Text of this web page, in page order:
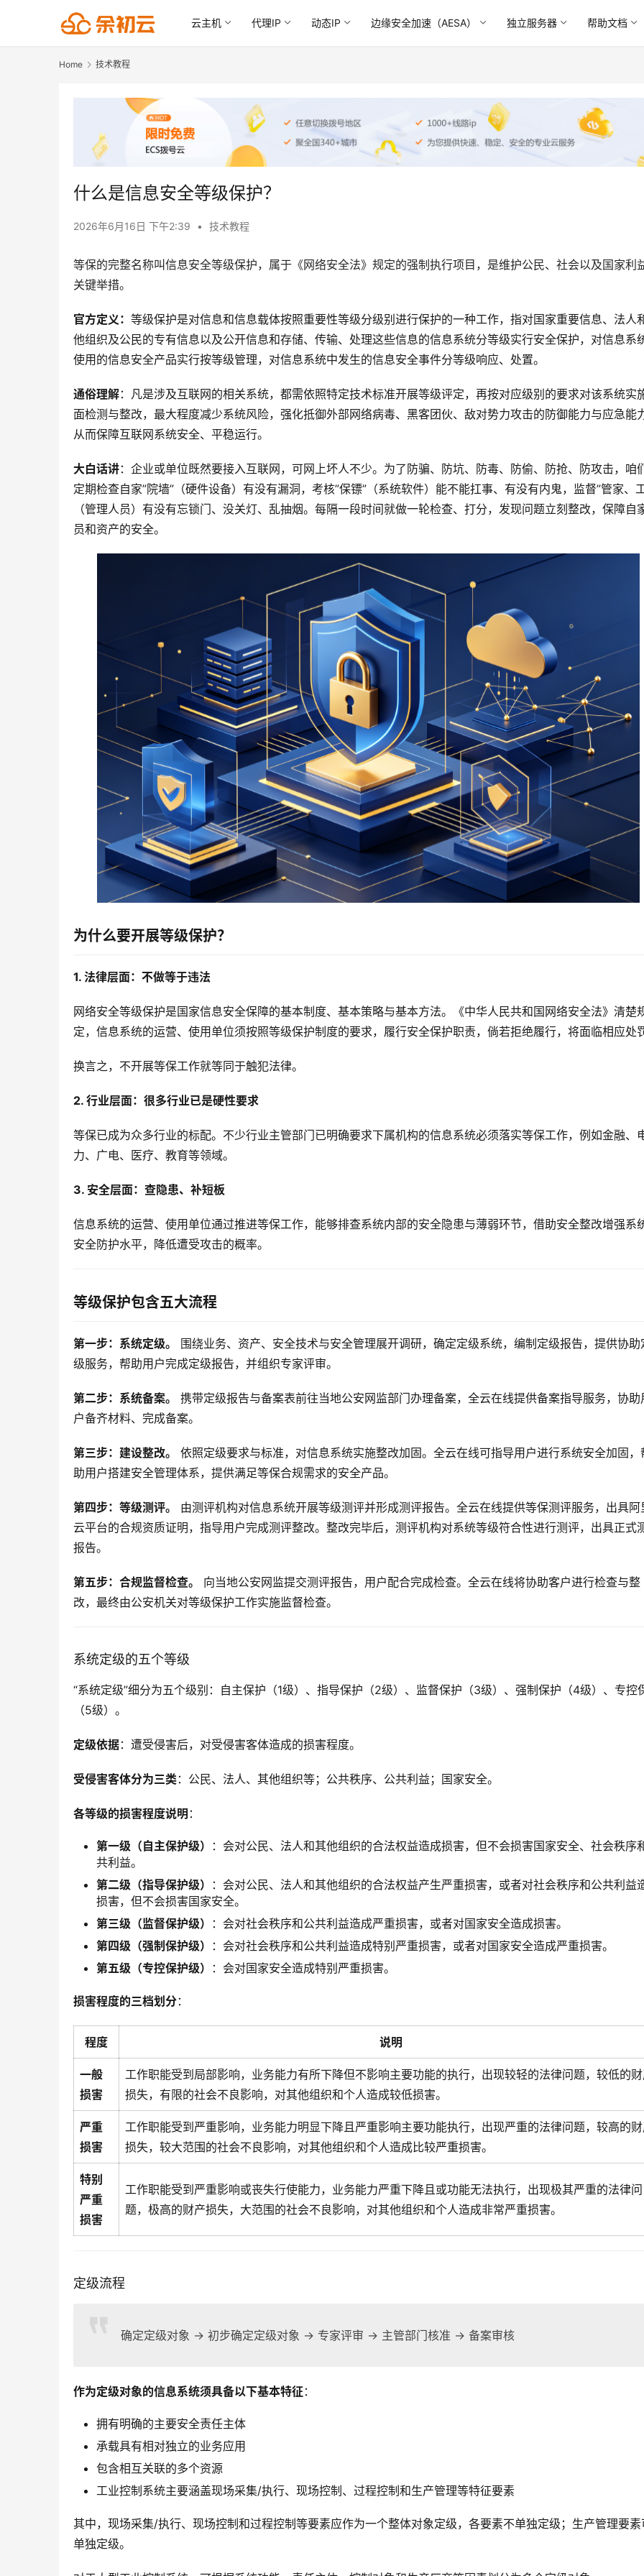
云主机 代理IP 动态IP 边缘安全加速（AESA） 独立服务器 帮助文档
Home 技术教程
什么是信息安全等级保护？
2026年6月16日 下午2:39 • 技术教程
等保的完整名称叫信息安全等级保护，属于《网络安全法》规定的强制执行项目，是维护公民、社会以及国家利
关键举措。
官方定义： 等级保护是对信息和信息载体按照重要性等级分级别进行保护的一种工作，指对国家重要信息、法人
他组织及公民的专有信息以及公开信息和存储、传输、处理这些信息的信息系统分等级实行安全保护，对信息系
使用的信息安全产品实行按等级管理，对信息系统中发生的信息安全事件分等级响应、处置。
通俗理解：凡是涉及互联网的相关系统，都需依照特定技术标准开展等级评定，再按对应级别的要求对该系统实
面检测与整改，最大程度减少系统风险，强化抵御外部网络病毒、黑客团伙、敌对势力攻击的防御能力与应急能
从而保障互联网系统安全、平稳运行。
大白话讲：企业或单位既然要接入互联网，可网上坏人不少。为了防骗、防坑、防毒、防偷、防抢、防攻击，咱
定期检查自家”院墙”（硬件设备）有没有漏洞，考核”保镖”（系统软件）能不能扛事、有没有内鬼，监督”管家、
（管理人员）有没有忘锁门、没关灯、乱抽烟。每隔一段时间就做一轮检查、打分，发现问题立刻整改，保障自
员和资产的安全。
为什么要开展等级保护？
1. 法律层面：不做等于违法
网络安全等级保护是国家信息安全保障的基本制度、基本策略与基本方法。《中华人民共和国网络安全法》清楚
定，信息系统的运营、使用单位须按照等级保护制度的要求，履行安全保护职责，倘若拒绝履行，将面临相应处
换言之，不开展等保工作就等同于触犯法律。
2. 行业层面：很多行业已是硬性要求
等保已成为众多行业的标配。不少行业主管部门已明确要求下属机构的信息系统必须落实等保工作，例如金融、
力、广电、医疗、教育等领域。
3. 安全层面：查隐患、补短板
信息系统的运营、使用单位通过推进等保工作，能够排查系统内部的安全隐患与薄弱环节，借助安全整改增强系
安全防护水平，降低遭受攻击的概率。
等级保护包含五大流程
第一步：系统定级。
围绕业务、资产、安全技术与安全管理展开调研，确定定级系统，编制定级报告，提供协助
级服务，帮助用户完成定级报告，并组织专家评审。
第二步：系统备案。
携带定级报告与备案表前往当地公安网监部门办理备案，全云在线提供备案指导服务，协助
户备齐材料、完成备案。
第三步：建设整改。
依照定级要求与标准，对信息系统实施整改加固。全云在线可指导用户进行系统安全加固，
助用户搭建安全管理体系，提供满足等保合规需求的安全产品。
第四步：等级测评。
由测评机构对信息系统开展等级测评并形成测评报告。全云在线提供等保测评服务，出具阿
云平台的合规资质证明，指导用户完成测评整改。整改完毕后，测评机构对系统等级符合性进行测评，出具正式
报告。
第五步：合规监督检查。
向当地公安网监提交测评报告，用户配合完成检查。全云在线将协助客户进行检查与整
改，最终由公安机关对等级保护工作实施监督检查。
系统定级的五个等级
“系统定级”细分为五个级别：自主保护（1级）、指导保护（2级）、监督保护（3级）、强制保护（4级）、专控
（5级）。
定级依据：遭受侵害后，对受侵害客体造成的损害程度。
受侵害客体分为三类：公民、法人、其他组织等；公共秩序、公共利益；国家安全。
各等级的损害程度说明 ：
第一级（自主保护级）
：会对公民、法人和其他组织的合法权益造成损害，但不会损害国家安全、社会秩序
共利益。
第二级（指导保护级）
：会对公民、法人和其他组织的合法权益产生严重损害，或者对社会秩序和公共利益
损害，但不会损害国家安全。
第三级（监督保护级）
：会对社会秩序和公共利益造成严重损害，或者对国家安全造成损害。
第四级（强制保护级）
：会对社会秩序和公共利益造成特别严重损害，或者对国家安全造成严重损害。
第五级（专控保护级）
：会对国家安全造成特别严重损害。
损害程度的三档划分：
程度 说明
一般
损害
工作职能受到局部影响，业务能力有所下降但不影响主要功能的执行，出现较轻的法律问题，较低的
损失，有限的社会不良影响，对其他组织和个人造成较低损害。
严重
损害
工作职能受到严重影响，业务能力明显下降且严重影响主要功能执行，出现严重的法律问题，较高的
损失，较大范围的社会不良影响，对其他组织和个人造成比较严重损害。
特别
严重
损害
工作职能受到严重影响或丧失行使能力，业务能力严重下降且或功能无法执行，出现极其严重的法律问
题，极高的财产损失，大范围的社会不良影响，对其他组织和个人造成非常严重损害。
定级流程
确定定级对象 → 初步确定定级对象 → 专家评审 → 主管部门核准 → 备案审核
作为定级对象的信息系统须具备以下基本特征 ：
拥有明确的主要安全责任主体
承载具有相对独立的业务应用
包含相互关联的多个资源
工业控制系统主要涵盖现场采集/执行、现场控制、过程控制和生产管理等特征要素
其中，现场采集/执行、现场控制和过程控制等要素应作为一个整体对象定级，各要素不单独定级；生产管理要素
单独定级。